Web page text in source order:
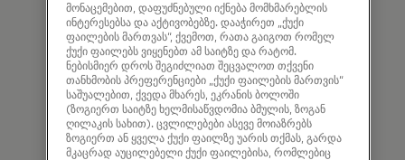
მონაცემებით, დაფუძნებული იქნება მომხმარებლის
ინტერესებსა და აქტივობებზე. დააჭირეთ „ქუქი
ფაილების მართვას“, ქვემოთ, რათა გაიგოთ რომელ
ქუქი ფაილებს ვიყენებთ ამ საიტზე და რატომ.
ნებისმიერ დროს შეგიძლიათ შეცვალოთ თქვენი
თანხმობის პრეფერენციები „ქუქი ფაილების მართვის“
საშუალებით, ქვედა მხარეს, ეკრანის ბოლოში
(ზოგიერთ საიტზე ხელმისაწვდომია ბმულის, ზოგან
ღილაკის სახით). ცვლილებები ასევე მოიაზრებს
ზოგიერთ ან ყველა ქუქი ფაილზე უარის თქმას, გარდა
მკაცრად აუცილებელი ქუქი ფაილებისა, რომლებიც